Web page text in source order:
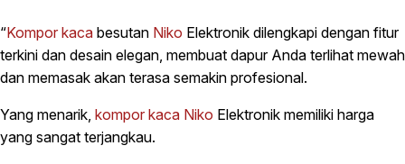
“Kompor kaca besutan Niko Elektronik dilengkapi dengan fitur
terkini dan desain elegan, membuat dapur Anda terlihat mewah
dan memasak akan terasa semakin profesional.
Yang menarik, kompor kaca Niko Elektronik memiliki harga
yang sangat terjangkau.